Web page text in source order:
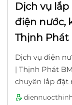
Dịch vụ
điện nước,
Thịnh Phát
tín, giá tốt
Dịch vụ điện
| Thịnh Phát BMB Bạn đang tìm một
chuyên lắp đặt
khoan, khoan